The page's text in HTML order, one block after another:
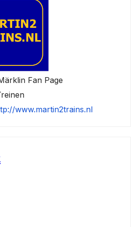
Fan Page
www.martin2trains.nl